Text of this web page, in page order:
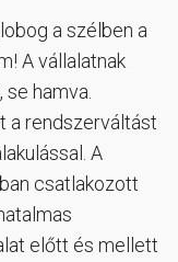
a szélben a
A vállalatnak
hamva.
a rendszerváltást
A
csatlakozott
előtt és mellett